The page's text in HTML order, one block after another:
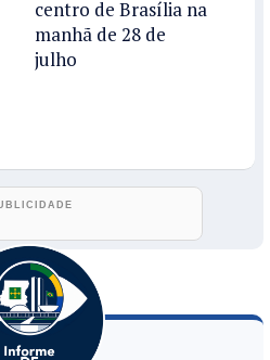
centro de Brasília na
manhã de 28 de
julho